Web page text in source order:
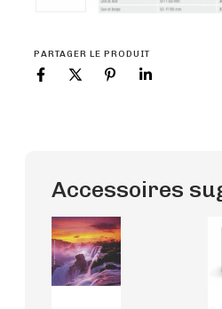
PARTAGER LE PRODUIT
Accessoires